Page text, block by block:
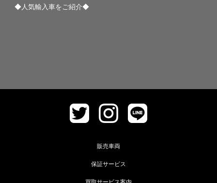
◆人気輸入車をご紹介◆
販売車両
保証サービス